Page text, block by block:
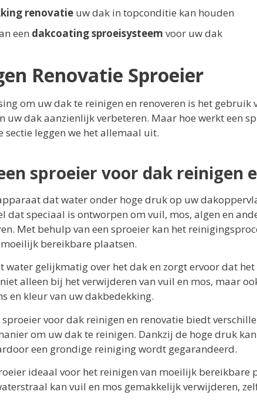
renovatie uw dak in topconditie kan houden
een dakcoating sproeisysteem voor uw dak
Renovatie Sproeier
om uw dak te reinigen en renoveren is het
uw dak aanzienlijk verbeteren. Maar hoe werkt een
sectie leggen we het allemaal uit.
sproeier voor dak reinigen
dat water onder hoge druk op uw
dat speciaal is ontworpen om vuil, mos, algen en
Met behulp van een sproeier kan het
bereikbare plaatsen.
water gelijkmatig over het dak en zorgt ervoor dat
alleen bij het verwijderen van vuil en mos, maar
en kleur van uw dakbedekking.
voor dak reinigen en renovatie biedt
om uw dak te reinigen. Dankzij de hoge druk
een grondige reiniging wordt gegarandeerd.
ideaal voor het reinigen van moeilijk bereikbare
kan vuil en mos gemakkelijk verwijderen,